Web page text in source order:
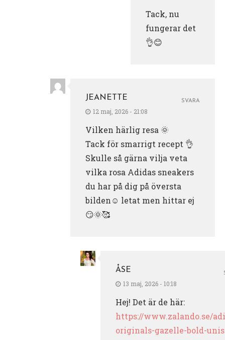
Tack, nu
fungerar det
👌😊
JEANETTE
12 maj, 2026 - 21:08
Vilken härlig resa 🌞
Tack för smarrigt recept 👌
Skulle så gärna vilja veta
vilka rosa Adidas sneakers
du har på dig på översta
bilden☺️ letat men hittar ej
😏🌞🥰
SVARA
ÅSE
13 maj, 2026 - 10:18
Hej! Det är de här:
https://www.zalando.se/
originals-gazelle-bold-